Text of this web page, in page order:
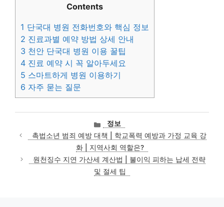
Contents
1 단국대 병원 전화번호와 핵심 정보
2 진료과별 예약 방법 상세 안내
3 천안 단국대 병원 이용 꿀팁
4 진료 예약 시 꼭 알아두세요
5 스마트하게 병원 이용하기
6 자주 묻는 질문
카
테
고
리
정보
촉법소년 범죄 예방 대책 | 학교폭력 예방과 가정 교육 강
화 | 지역사회 역할은?
원천징수 지연 가산세 계산법 | 불이익 피하는 납세 전략
및 절세 팁